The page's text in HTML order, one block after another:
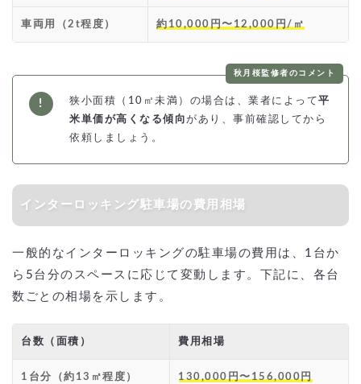
車両用（2t程度） 約10,000円〜12,000円/㎡
秋月桜監修者のコメント
狭小面積（10㎡未満）の場合は、業者によって平
米単価が高くなる傾向があり、事前確認してから
依頼しましょう。
インターロッキング駐車場の費用相場
一般的なインターロッキングの駐車場の費用は、1台か
ら5台分のスペースに応じて変動します。下記に、各台
数ごとの相場を示します。
台数（面積） 費用相場
1台分（約13㎡程度） 130,000円〜156,000円